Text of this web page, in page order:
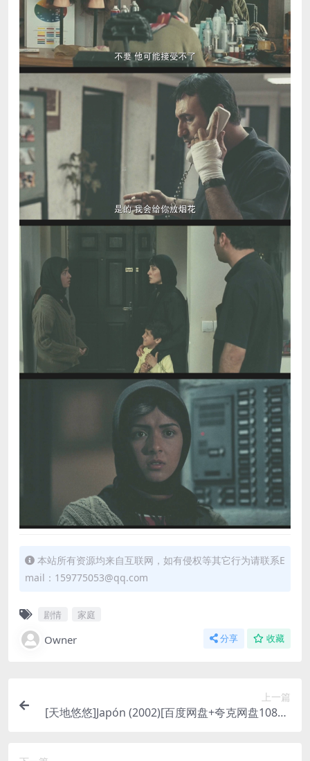
本站所有资源均来自互联网，如有侵权等其它行为请联系E
mail：159775053@qq.com
剧情 家庭
Owner 分享 收藏
上一篇
[天地悠悠]Japón (2002)[百度网盘+夸克网盘1080P